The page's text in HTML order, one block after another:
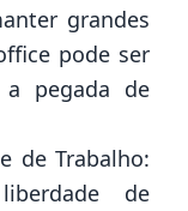
grandes
pode ser
a pegada de
de Trabalho:
de